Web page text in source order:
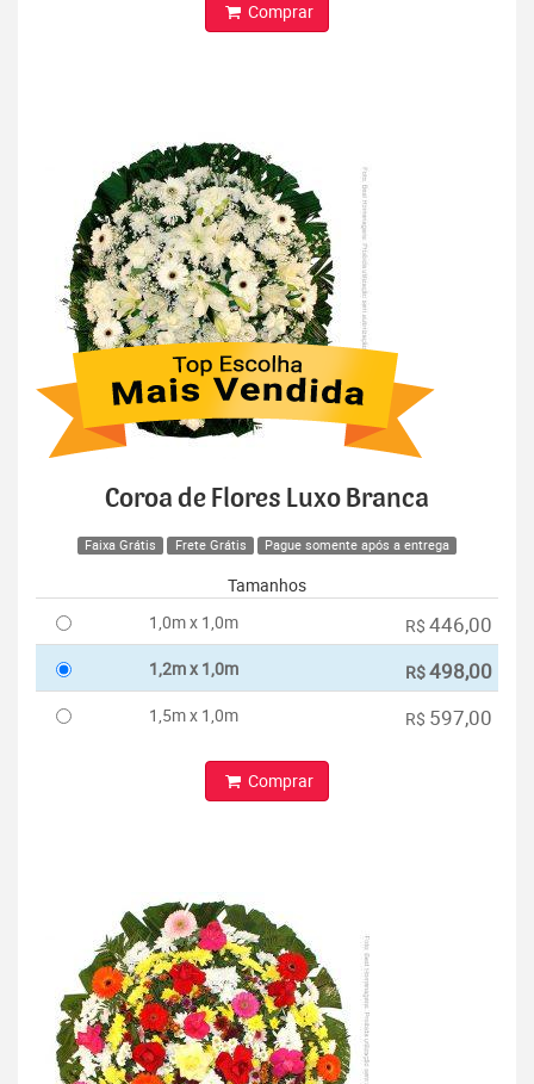
Comprar
Coroa de Flores Luxo Branca
Faixa Grátis Frete Grátis Pague somente após a entrega
Tamanhos
1,0m x 1,0m
R$ 446,00
1,2m x 1,0m R$498,00
1,5m x 1,0m R$ 597,00
Comprar